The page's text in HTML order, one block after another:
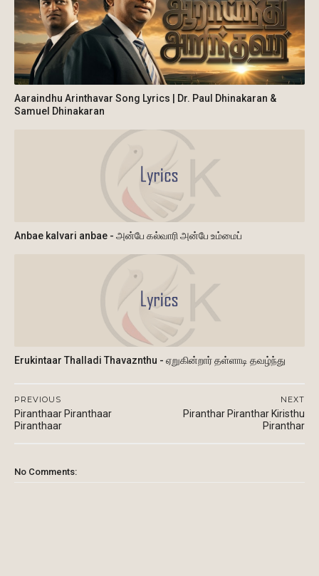
Aaraindhu Arinthavar Song Lyrics | Dr. Paul Dhinakaran &
Samuel Dhinakaran
Anbae kalvari anbae - அன்பே கல்வாரி அன்பே உம்மைப்
Erukintaar Thalladi Thavaznthu - ஏறுகின்றார் தள்ளாடி தவழ்ந்து
NEXT
Piranthar Piranthar Kiristhu
Piranthar
PREVIOUS
Piranthaar Piranthaar
Piranthaar
No Comments: